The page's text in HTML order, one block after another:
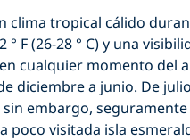
clima tropical cálido
F (26-28 ° C) y una
cualquier momento del
diciembre a junio. De
embargo,
visitada isla